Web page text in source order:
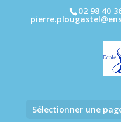
02 98 40
Sélectionner une